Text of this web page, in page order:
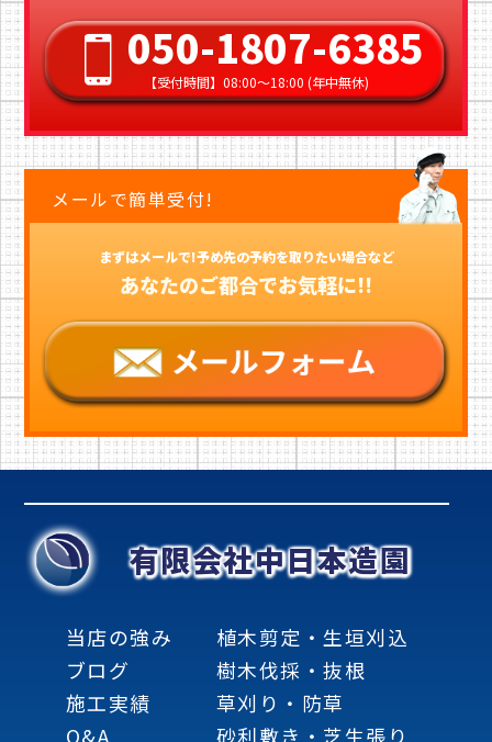
050-1807-6385
【受付時間】08:00〜18:00 (年中無休)
メールで簡単受付!
まずはメールで!予め先の予約を取りたい場合など
あなたのご都合でお気軽に!!
有限会社中日本造園
当店の強み
ブログ
施工実績
Q&A
植木剪定・生垣刈込
樹木伐採・抜根
草刈り・防草
砂利敷き・芝生張り